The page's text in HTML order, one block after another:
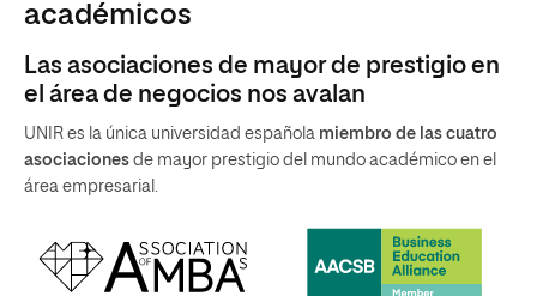
académicos
Las asociaciones de mayor de prestigio en
el área de negocios nos avalan
UNIR es la única universidad española miembro de las cuatro
asociaciones de mayor prestigio del mundo académico en el
área empresarial.